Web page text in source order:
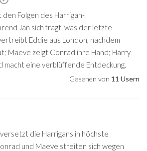
Folgen des Harrigan-
Jan sich fragt, was der letzte
Eddie aus London, nachdem
Maeve zeigt Conrad ihre Hand; Harry
macht eine verblüffende Entdeckung.
Gesehen von 11 Usern
die Harrigans in höchste
und Maeve streiten sich wegen